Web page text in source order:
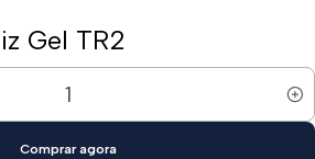
Gel TR2
Comprar agora